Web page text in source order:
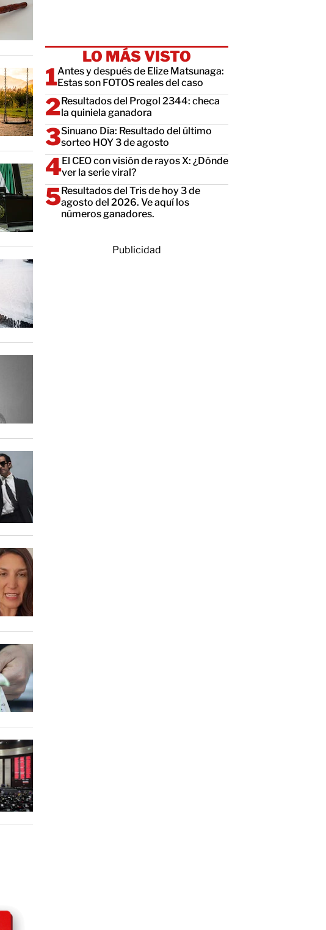
LO MÁS VISTO
Antes y después de Elize Matsunaga:
Estas son FOTOS reales del caso
Resultados del Progol 2344: checa
la quiniela ganadora
Sinuano Día: Resultado del último
sorteo HOY 3 de agosto
El CEO con visión de rayos X: ¿Dónde
ver la serie viral?
Resultados del Tris de hoy 3 de
agosto del 2026. Ve aquí los
números ganadores.
Publicidad